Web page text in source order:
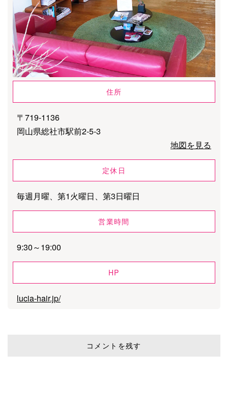
住所
〒719-1136
岡山県総社市駅前2-5-3
地図を見る
定休日
毎週月曜、第1火曜日、第3日曜日
営業時間
9:30～19:00
HP
lucia-hair.jp/
コメントを残す